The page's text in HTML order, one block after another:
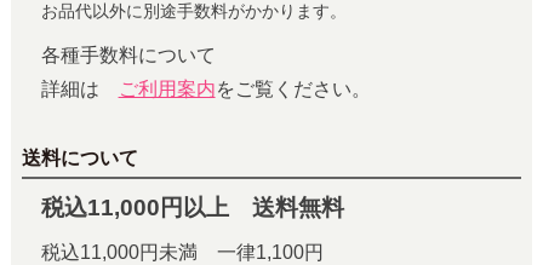
お品代以外に別途手数料がかかります。
各種手数料について
詳細は
ご利用案内をご覧ください。
送料について
税込11,000円以上 送料無料
税込11,000円未満 一律1,100円